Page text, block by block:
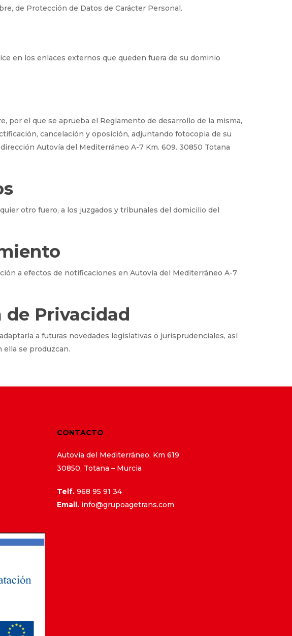
de Protección de Datos de Carácter Personal.
en los enlaces externos que queden fuera de su dominio
por el que se aprueba el Reglamento de desarrollo de la misma,
cancelación y oposición, adjuntando fotocopia de su
Autovía del Mediterráneo A-7 Km. 609. 30850 Totana
otro fuero, a los juzgados y tribunales del domicilio del
a efectos de notificaciones en Autovía del Mediterráneo A-7
de Privacidad
a futuras novedades legislativas o jurisprudenciales, así
ella se produzcan.
CONTACTO
Autovía del Mediterráneo, Km 619
30850, Totana – Murcia
Telf. 968 95 91 34
Email. info@grupoagetrans.com